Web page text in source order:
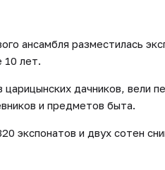
ансамбля разместилась
10 лет.
дачников, вели
и предметов быта.
экспонатов и двух сотен